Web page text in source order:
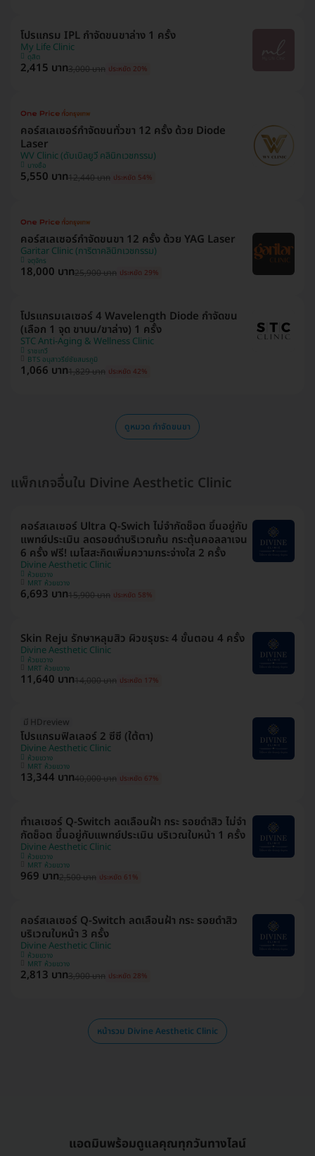
โปรแกรม IPL กำจัดขนขาล่าง 1 ครั้ง
My Life Clinic
ดุสิต
2,415 บาท3,000 บาท ประหยัด 20%
คอร์สเลเซอร์กำจัดขนทั่วขา 12 ครั้ง ด้วย Diode
Laser
WV Clinic (ดับเบิลยูวี คลินิกเวชกรรม)
บางซื่อ
5,550 บาท12,440 บาท ประหยัด 54%
คอร์สเลเซอร์กำจัดขนขา 12 ครั้ง ด้วย YAG Laser
Garitar Clinic (การิตาคลินิกเวชกรรม)
จตุจักร
18,000 บาท25,900 บาท ประหยัด 29%
โปรแกรมเลเซอร์ 4 Wavelength Diode กำจัดขน
(เลือก 1 จุด ขาบน/ขาล่าง) 1 ครั้ง
STC Anti-Aging & Wellness Clinic
ราชเทวี
BTS อนุสาวรีย์ชัยสมรภูมิ
1,066 บาท1,829 บาท ประหยัด 42%
ดูหมวด กำจัดขนขา
แพ็กเกจอื่นใน Divine Aesthetic Clinic
คอร์สเลเซอร์ Ultra Q-Swich ไม่จำกัดช็อต ขึ้นอยู่กับ
แพทย์ประเมิน ลดรอยดำบริเวณก้น กระตุ้นคอลลาเจน
6 ครั้ง ฟรี! เมโสสะกิดเพิ่มความกระจ่างใส 2 ครั้ง
Divine Aesthetic Clinic
ห้วยขวาง
MRT ห้วยขวาง
6,693 บาท15,900 บาท ประหยัด 58%
Skin Reju รักษาหลุมสิว ผิวขรุขระ 4 ขั้นตอน 4 ครั้ง
Divine Aesthetic Clinic
ห้วยขวาง
MRT ห้วยขวาง
11,640 บาท14,000 บาท ประหยัด 17%
มี HDreview
โปรแกรมฟิลเลอร์ 2 ซีซี (ใต้ตา)
Divine Aesthetic Clinic
ห้วยขวาง
MRT ห้วยขวาง
13,344 บาท40,000 บาท ประหยัด 67%
ทำเลเซอร์ Q-Switch ลดเลือนฝ้า​ กระ​ รอยดำสิว ไม่จำ
กัดช็อต ขึ้นอยู่กับแพทย์ประเมิน บริเวณใบหน้า 1 ครั้ง
Divine Aesthetic Clinic
ห้วยขวาง
MRT ห้วยขวาง
969 บาท2,500 บาท ประหยัด 61%
คอร์สเลเซอร์ Q-Switch ลดเลือนฝ้า​ กระ​ รอยดำสิว
บริเวณใบหน้า 3 ครั้ง
Divine Aesthetic Clinic
ห้วยขวาง
MRT ห้วยขวาง
2,813 บาท3,900 บาท ประหยัด 28%
หน้ารวม Divine Aesthetic Clinic
แอดมินพร้อมดูแลคุณทุกวันทางไลน์